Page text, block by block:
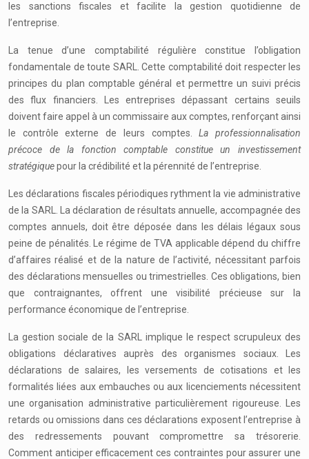
les sanctions fiscales et facilite la gestion quotidienne de
l’entreprise.
La tenue d’une comptabilité régulière constitue l’obligation
fondamentale de toute SARL. Cette comptabilité doit respecter les
principes du plan comptable général et permettre un suivi précis
des flux financiers. Les entreprises dépassant certains seuils
doivent faire appel à un commissaire aux comptes, renforçant ainsi
le contrôle externe de leurs comptes.La professionnalisation
précoce de la fonction comptable constitue un investissement
stratégiquepour la crédibilité et la pérennité de l’entreprise.
Les déclarations fiscales périodiques rythment la vie administrative
de la SARL. La déclaration de résultats annuelle, accompagnée des
comptes annuels, doit être déposée dans les délais légaux sous
peine de pénalités. Le régime de TVA applicable dépend du chiffre
d’affaires réalisé et de la nature de l’activité, nécessitant parfois
des déclarations mensuelles ou trimestrielles. Ces obligations, bien
que contraignantes, offrent une visibilité précieuse sur la
performance économique de l’entreprise.
La gestion sociale de la SARL implique le respect scrupuleux des
obligations déclaratives auprès des organismes sociaux. Les
déclarations de salaires, les versements de cotisations et les
formalités liées aux embauches ou aux licenciements nécessitent
une organisation administrative particulièrement rigoureuse. Les
retards ou omissions dans ces déclarations exposent l’entreprise à
des redressements pouvant compromettre sa trésorerie.
Comment anticiper efficacement ces contraintes pour assurer une